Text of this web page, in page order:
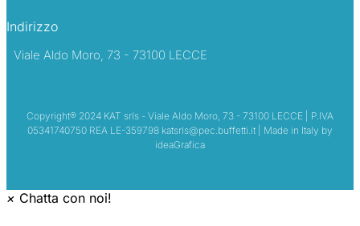
Indirizzo
Viale Aldo Moro, 73 - 73100 LECCE
Copyright® 2024 KAT srls - Viale Aldo Moro, 73 - 73100 LECCE | P.IVA
05341740750 REA LE-359798 katsrls@pec.buffetti.it | Made in Italy by
ideaGrafica
× Chatta con noi!